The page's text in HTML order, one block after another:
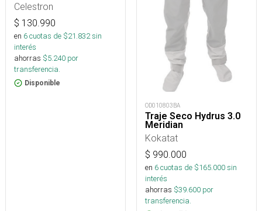
Celestron
$ 130.990
en 6cuotas de $21.832sin
interés
ahorras $5.240 por
transferencia.
Disponible
OD010803BA
Traje Seco Hydrus 3.0
Meridian
Kokatat
$ 990.000
en 6cuotas de $165.000sin
interés
ahorras $39.600 por
transferencia.